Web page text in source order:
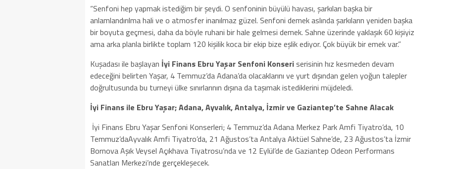
“Senfoni hep yapmak istediğim bir şeydi. O senfoninin büyülü havası, şarkıları başka bir
anlamlandırılma hali ve o atmosfer inanılmaz güzel. Senfoni demek aslında şarkıların yeniden başka
bir boyuta geçmesi, daha da böyle ruhani bir hale gelmesi demek. Sahne üzerinde yaklaşık 60 kişiyiz
ama arka planla birlikte toplam 120 kişilik koca bir ekip bize eşlik ediyor. Çok büyük bir emek var.”
Kuşadası ile başlayan İyi Finans Ebru Yaşar Senfoni Konseriserisinin hız kesmeden devam
edeceğini belirten Yaşar, 4 Temmuz’da Adana’da olacaklarını ve yurt dışından gelen yoğun talepler
doğrultusunda bu turneyi ülke sınırlarının dışına da taşımak istediklerini müjdeledi.
İyi Finans ile Ebru Yaşar; Adana, Ayvalık, Antalya, İzmir ve Gaziantep’te Sahne Alacak
İyi Finans Ebru Yaşar Senfoni Konserleri; 4 Temmuz’da Adana Merkez Park Amfi Tiyatro’da, 10
Temmuz’daAyvalık Amfi Tiyatro’da, 21 Ağustos’ta Antalya Aktüel Sahne’de, 23 Ağustos’ta İzmir
Bornova Aşık Veysel Açıkhava Tiyatrosu’nda ve 12 Eylül’de de Gaziantep Odeon Performans
Sanatları Merkezi’nde gerçekleşecek.